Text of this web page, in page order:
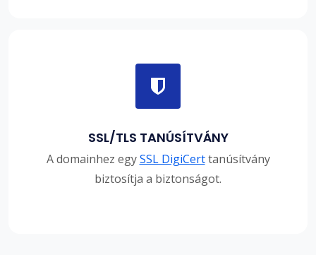
SSL/TLS TANÚSÍTVÁNY
A domainhez egySSL DigiCerttanúsítvány
biztosítja a biztonságot.